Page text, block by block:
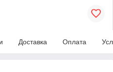
Доставка Оплата